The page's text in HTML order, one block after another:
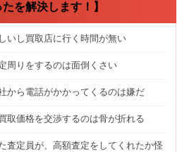
を解決します！】
いし買取店に行く時間が無い
周りをするのは面倒くさい
から電話がかかってくるのは嫌だ
取価格を交渉するのは骨が折れる
査定員が、高額査定をしてくれたか怪